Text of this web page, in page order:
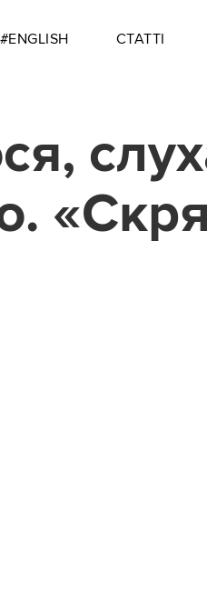
#ENGLISH СТАТТІ